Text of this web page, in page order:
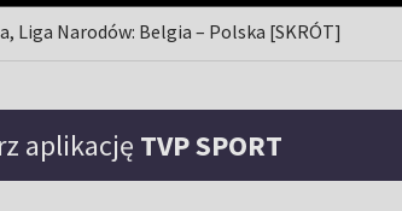
Liga Narodów: Belgia – Polska [SKRÓT]
aplikację TVP SPORT